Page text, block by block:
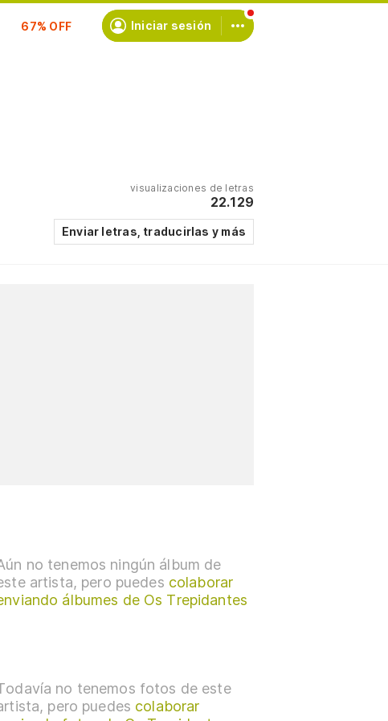
Suscríbete Iniciar sesión
visualizaciones de letras
22.129
Enviar letras, traducirlas y más
no tenemos ningún álbum de
artista, pero puedes colaborar
álbumes de Os Trepidantes
no tenemos fotos de este
pero puedes colaborar